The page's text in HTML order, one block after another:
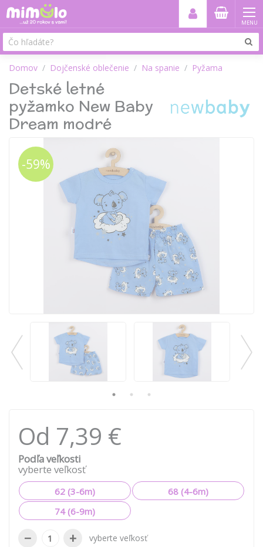
MENU
Domov Dojčenské oblečenie Na spanie Pyžama
Detské letné
pyžamko New Baby
Dream modré
-59%
Od 7,39 €
Podľa veľkosti
vyberte veľkosť
62 (3-6m)
68 (4-6m)
74 (6-9m)
− + vyberte veľkosť